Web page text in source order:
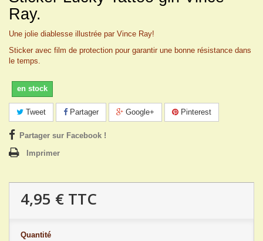
Ray.
Une jolie diablesse illustrée par Vince Ray!
Sticker avec film de protection pour garantir une bonne résistance dans
le temps.
en stock
Tweet Partager Google+ Pinterest
Partager sur Facebook !
Imprimer
4,95 € TTC
Quantité